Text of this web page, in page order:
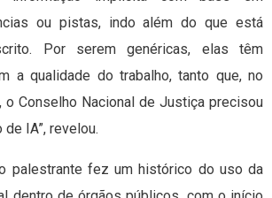
ou pistas, indo além do que está
Por serem genéricas, elas têm
a qualidade do trabalho, tanto que, no
o Conselho Nacional de Justiça precisou
IA”, revelou.
palestrante fez um histórico do uso da